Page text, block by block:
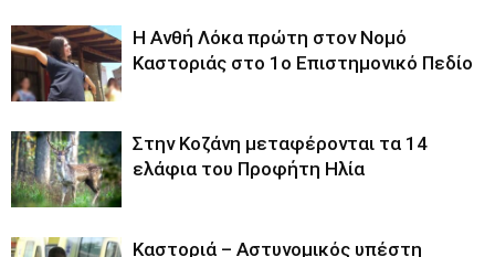
Η Ανθή Λόκα πρώτη στον Νομό
Καστοριάς στο 1ο Επιστημονικό Πεδίο
Στην Κοζάνη μεταφέρονται τα 14
ελάφια του Προφήτη Ηλία
Καστοριά – Αστυνομικός υπέστη